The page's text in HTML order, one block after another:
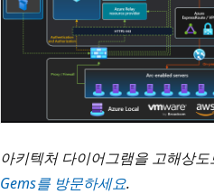
아키텍처 다이어그램을 고해상
Gems를 방문하세요.